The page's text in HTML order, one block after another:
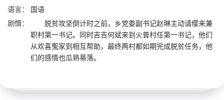
语言：
国语
剧情：
脱贫攻坚倒计时之前，乡党委副书记赵琳主动请缨来兼
职村第一书记。同时吉吉何斌来到火普村任第一书记，他们
从欢喜冤家到相互帮助，最终两村都如期完成脱贫任务，他
们的感情也瓜熟蒂落。